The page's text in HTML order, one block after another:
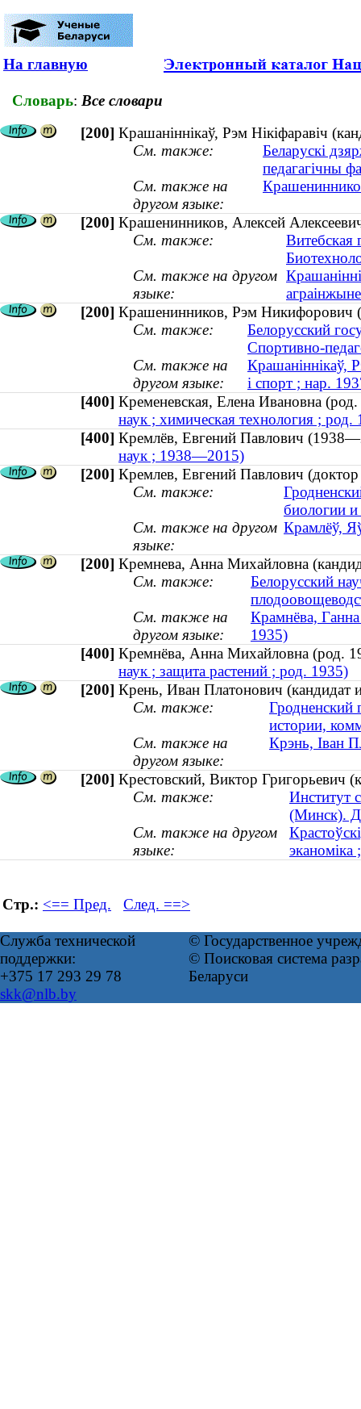
На главную
Словарь: Все словари
[200] Крашаніннікаў, Рэм Нікіфаравіч
См. также:
Беларускі
педагагічны
См. также на
другом языке:
[200] Крашенинников, Алексей
См. также:
Витебская
См. также на другом
языке:
[200] Крашенинников, Рэм Никифорович
См. также:
Белорусский
Спортивно-
См. также на
другом языке:
Крашаніннікаў,
і спорт ; нар.
[400] Кременевская, Елена Ивановна
наук ; химическая технология ; род.
[400] Кремлёв, Евгений Павлович
наук ; 1938—2015)
[200] Кремлев, Евгений Павлович
См. также:
биологии и
См. также на другом
языке:
Крамлёў,
[200] Кремнева, Анна Михайловна
См. также:
Белорусский
См. также на
другом языке:
Крамнёва, Ганна
1935)
[400] Кремнёва, Анна Михайловна
наук ; защита растений ; род. 1935)
[200] Крень, Иван Платонович (кандидат
См. также:
Гродненский
истории,
См. также на
другом языке:
Крэнь, Іван
[200] Крестовский, Виктор Григорьевич
См. также:
Институт
(Минск).
См. также на другом
языке:
Стр.: <== Пред. След. ==>
Служба технической
поддержки:
+375 17 293 29 78
skk@nlb.by
© Государственное
© Поисковая система
Беларуси